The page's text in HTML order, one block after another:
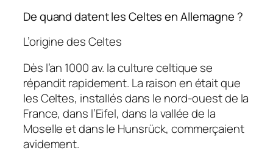
De quand datent les Celtes en Allemagne ?
L’origine des Celtes
Dès l’an 1000 av. la culture celtique se
répandit rapidement. La raison en était que
les Celtes, installés dans le nord-ouest de la
France, dans l’Eifel, dans la vallée de la
Moselle et dans le Hunsrück, commerçaient
avidement.